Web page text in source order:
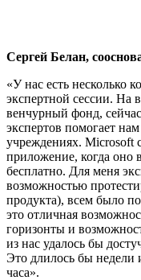
Сергей Белан,
«У нас есть несколько
экспертной сессии. На
венчурный фонд,
экспертов помогает
учреждениях. Microsoft
приложение, когда оно
бесплатно. Для меня
возможностью
продукта), всем было
это отличная
горизонты и
из нас удалось бы
Это длилось бы недели
часа».